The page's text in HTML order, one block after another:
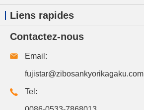
Liens rapides
Contactez-nous
Email:
fujistar@zibosankyorikagaku.com
Tel: